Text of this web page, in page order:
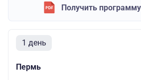
Получить
1 день
Пермь